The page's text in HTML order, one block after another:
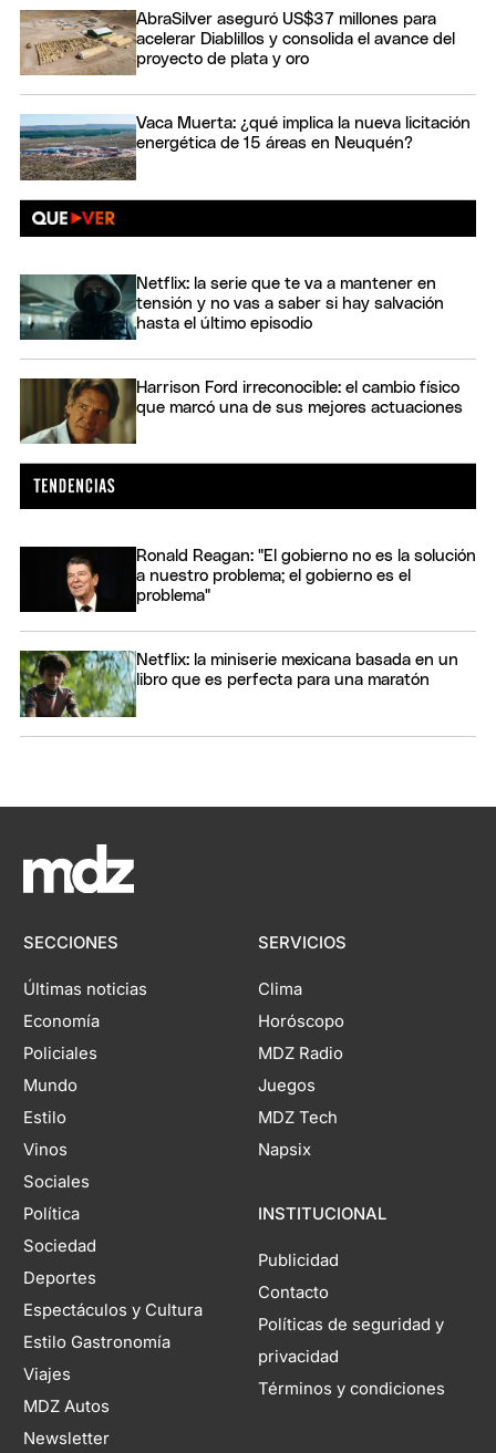
AbraSilver aseguró US$37 millones para
acelerar Diablillos y consolida el avance del
proyecto de plata y oro
Vaca Muerta: ¿qué implica la nueva licitación
energética de 15 áreas en Neuquén?
Netflix: la serie que te va a mantener en
tensión y no vas a saber si hay salvación
hasta el último episodio
Harrison Ford irreconocible: el cambio físico
que marcó una de sus mejores actuaciones
Ronald Reagan: "El gobierno no es la solución
a nuestro problema; el gobierno es el
problema"
Netflix: la miniserie mexicana basada en un
libro que es perfecta para una maratón
SECCIONES
Últimas noticias
Economía
Policiales
Mundo
Estilo
Vinos
Sociales
Política
Sociedad
Deportes
Espectáculos y Cultura
Estilo Gastronomía
Viajes
MDZ Autos
Newsletter
SERVICIOS
Clima
Horóscopo
MDZ Radio
Juegos
MDZ Tech
Napsix
INSTITUCIONAL
Publicidad
Contacto
Políticas de seguridad y
privacidad
Términos y condiciones